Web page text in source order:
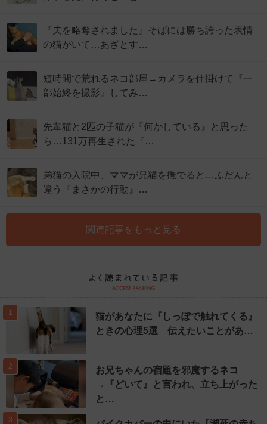
『夫を略奪されました』そばには勝ち誇った表情
の猫がいて…あざとす…
短時間で荒れるネコ部屋→カメラを仕掛けて『一
部始終を撮影』してみ…
先輩猫と2匹の子猫が『何かしている』と思った
ら…131万再生された『…
弟猫の入院中、ママが兄猫を撫でると…ふだんと
違う『まさかの行動』…
関連記事をもっと見る
1
猫があなたに『しっぽで触れてくる』
ときの心理5選 伝えたいことがあ…
2
お兄ちゃんの宿題を邪魔するネコ
→『どいて』と言われ、立ち上がった
と…
3